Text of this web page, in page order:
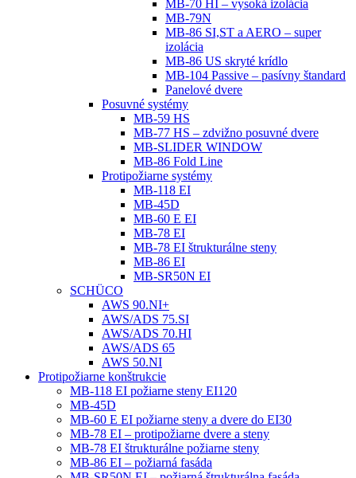
MB-70 HI – vysoká izolácia
MB-79N
MB-86 SI,ST a AERO – super
izolácia
MB-86 US skryté krídlo
MB-104 Passive – pasívny štandard
Panelové dvere
Posuvné systémy
MB-59 HS
MB-77 HS – zdvižno posuvné dvere
MB-SLIDER WINDOW
MB-86 Fold Line
Protipožiarne systémy
MB-118 EI
MB-45D
MB-60 E EI
MB-78 EI
MB-78 EI štrukturálne steny
MB-86 EI
MB-SR50N EI
SCHÜCO
AWS 90.NI+
AWS/ADS 75.SI
AWS/ADS 70.HI
AWS/ADS 65
AWS 50.NI
Protipožiarne konštrukcie
MB-118 EI požiarne steny EI120
MB-45D
MB-60 E EI požiarne steny a dvere do EI30
MB-78 EI – protipožiarne dvere a steny
MB-78 EI štrukturálne požiarne steny
MB-86 EI – požiarná fasáda